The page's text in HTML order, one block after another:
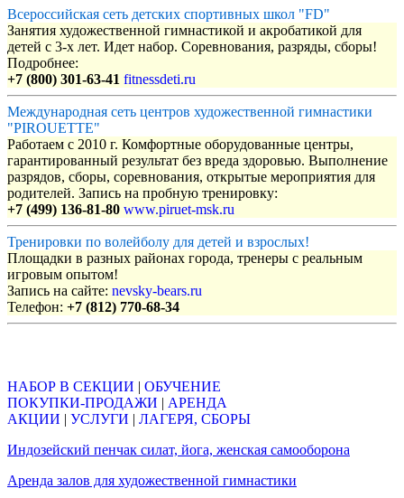
Всероссийская сеть детских спортивных школ "FD"
Занятия художественной гимнастикой и акробатикой для
детей с 3-х лет. Идет набор. Соревнования, разряды, сборы!
Подробнее:
+7 (800) 301-63-41 fitnessdeti.ru
Международная сеть центров художественной гимнастики
"PIROUETTE"
Работаем с 2010 г. Комфортные оборудованные центры,
гарантированный результат без вреда здоровью. Выполнение
разрядов, сборы, соревнования, открытые мероприятия для
родителей. Запись на пробную тренировку:
+7 (499) 136-81-80 www.piruet-msk.ru
Тренировки по волейболу для детей и взрослых!
Площадки в разных районах города, тренеры с реальным
игровым опытом!
Запись на сайте: nevsky-bears.ru
Телефон: +7 (812) 770-68-34
НАБОР В СЕКЦИИ | ОБУЧЕНИЕ
ПОКУПКИ-ПРОДАЖИ | АРЕНДА
АКЦИИ | УСЛУГИ | ЛАГЕРЯ, СБОРЫ
Индозейский пенчак силат, йога, женская самооборона
Аренда залов для художественной гимнастики